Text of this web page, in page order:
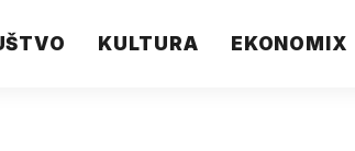
KULTURA EKONOMIX